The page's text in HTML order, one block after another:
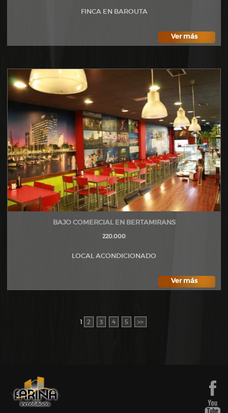
FINCA EN BAROUTA
Ver más
BAJO COMERCIAL EN BERTAMIRANS
220.000
LOCAL ACONDICIONADO
Ver más
1 2 3 4 5 >>